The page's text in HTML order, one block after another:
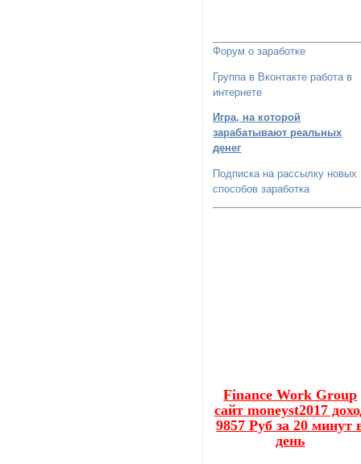
Форум о заработке
Группа в Вконтакте работа в
интернете
Игра, на которой
зарабатывают реальных
денег
Подписка на рассылку новых
способов заработка
Finance Work Group
сайт moneyst2017
9857 Руб за 20 минут
день